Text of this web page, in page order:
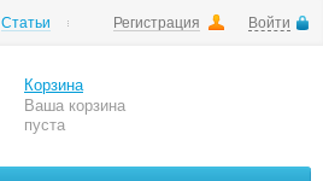
Регистрация Войти
Статьи
Корзина
Ваша корзина
пуста